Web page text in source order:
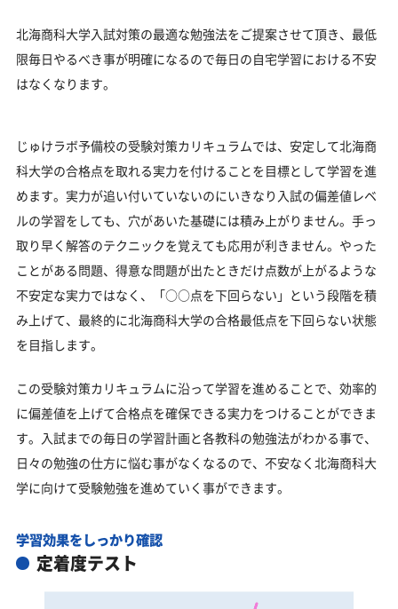
北海商科大学入試対策の最適な勉強法をご提案させて頂き、最低
限毎日やるべき事が明確になるので毎日の自宅学習における不安
はなくなります。
じゅけラボ予備校の受験対策カリキュラムでは、安定して北海商
科大学の合格点を取れる実力を付けることを目標として学習を進
めます。実力が追い付いていないのにいきなり入試の偏差値レベ
ルの学習をしても、穴があいた基礎には積み上がりません。手っ
取り早く解答のテクニックを覚えても応用が利きません。やった
ことがある問題、得意な問題が出たときだけ点数が上がるような
不安定な実力ではなく、「○○点を下回らない」という段階を積
み上げて、最終的に北海商科大学の合格最低点を下回らない状態
を目指します。
この受験対策カリキュラムに沿って学習を進めることで、効率的
に偏差値を上げて合格点を確保できる実力をつけることができま
す。入試までの毎日の学習計画と各教科の勉強法がわかる事で、
日々の勉強の仕方に悩む事がなくなるので、不安なく北海商科大
学に向けて受験勉強を進めていく事ができます。
学習効果をしっかり確認
定着度テスト